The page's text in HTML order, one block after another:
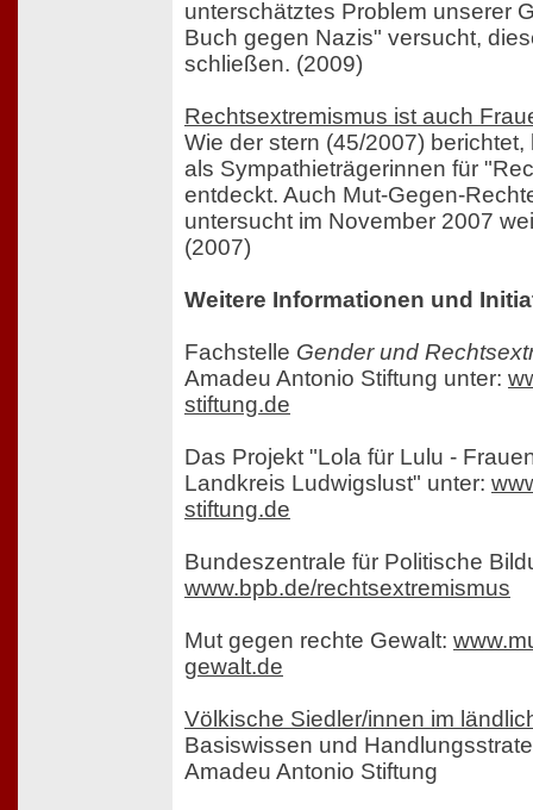
unterschätztes Problem unserer
Buch gegen Nazis" versucht,
schließen. (2009)
Rechtsextremismus ist auch
Wie der stern (45/2007)
als Sympathieträgerinnen für
entdeckt. Auch Mut-Gegen-
untersucht im November 2007
(2007)
Weitere Informationen und
Fachstelle Gender und
Amadeu Antonio Stiftung unter:
stiftung.de
Das Projekt "Lola für Lulu -
Landkreis Ludwigslust" unter:
stiftung.de
Bundeszentrale für Politische
www.bpb.de/rechtsextremismus
Mut gegen rechte Gewalt:
gewalt.de
Völkische Siedler/innen im
Basiswissen und
Amadeu Antonio Stiftung